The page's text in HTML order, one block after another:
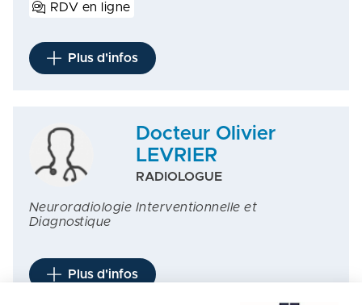
RDV en ligne
Plus d'infos
Docteur Olivier
LEVRIER
RADIOLOGUE
Neuroradiologie Interventionnelle et
Diagnostique
Plus d'infos